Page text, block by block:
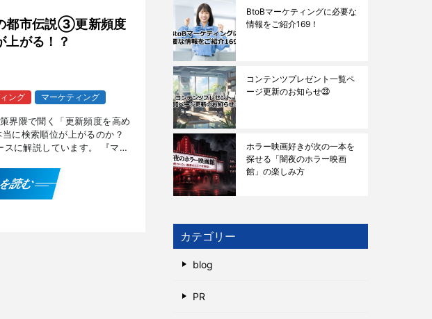
都市伝説③更新頻度
上がる！？
ング マーケティング
界隈で聞く「更新頻度を高め
に検索順位が上がるのか？
に解説しています。 『マー
読む
BtoBマーケティングに必要な
情報をご紹介169！
コンテンツプレゼント一覧ペ
ージ更新のお知らせ㉓
ホラー映画好きが次の一本を
探せる「闇夜のホラー映画
館」の楽しみ方
カテゴリー
blog
PR